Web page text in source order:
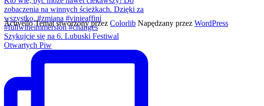
Szykujcie się na 6. Lubuski Festiwal
Otwartych Piw
Activello Temat stworzony przez Colorlib Napędzany przez WordPress